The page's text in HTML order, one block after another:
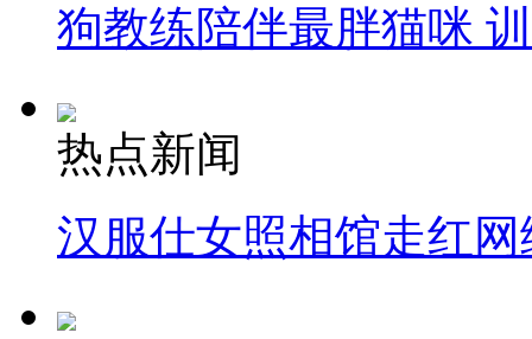
狗教练陪伴最胖猫咪
热点新闻
汉服仕女照相馆走红网